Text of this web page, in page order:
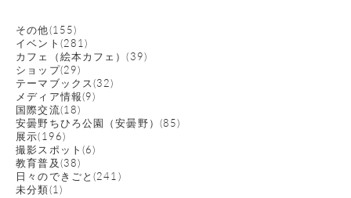
その他(155)
イベント(281)
カフェ（絵本カフェ）(39)
ショップ(29)
テーマブックス(32)
メディア情報(9)
国際交流(18)
安曇野ちひろ公園（安曇野）(85)
展示(196)
撮影スポット(6)
教育普及(38)
日々のできごと(241)
未分類(1)